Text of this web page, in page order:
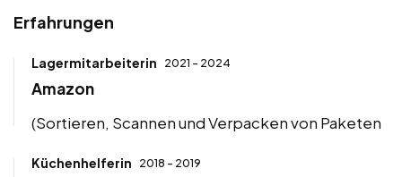
Erfahrungen
Lagermitarbeiterin 2021 - 2024
Amazon
(Sortieren, Scannen und Verpacken von Paketen
Küchenhelferin 2018 - 2019